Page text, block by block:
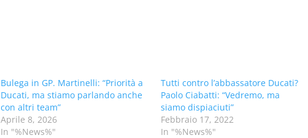
Bulega in GP. Martinelli: “Priorità a
Ducati, ma stiamo parlando anche
con altri team”
Aprile 8, 2026
In "%News%"
Tutti contro l’abbassatore Ducati?
Paolo Ciabatti: “Vedremo, ma
siamo dispiaciuti”
Febbraio 17, 2022
In "%News%"